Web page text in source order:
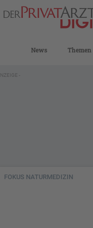
News Themen
-
FOKUS NATURMEDIZIN